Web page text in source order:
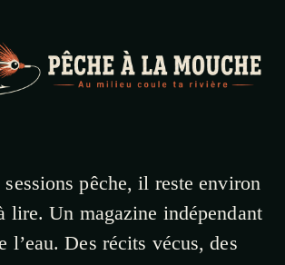
pêche, il reste environ
lire. Un magazine indépendant
l’eau. Des récits vécus, des